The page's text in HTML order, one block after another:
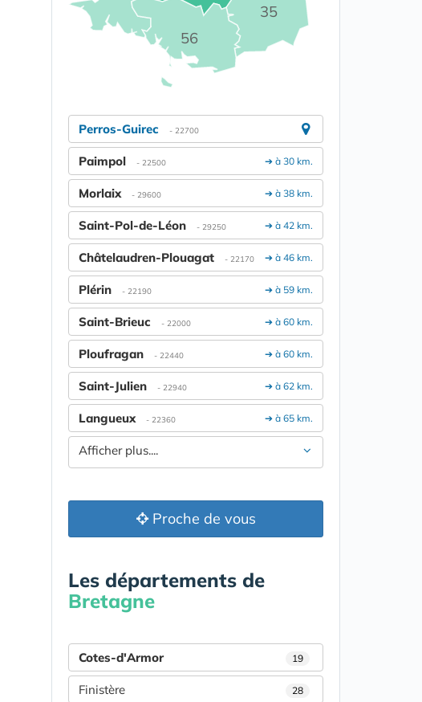
35
56
Perros-Guirec - 22700
➔ à 30 km.
Paimpol - 22500
➔ à 38 km.
Morlaix - 29600
➔ à 42 km.
Saint-Pol-de-Léon - 29250
➔ à 46 km.
Châtelaudren-Plouagat - 22170
➔ à 59 km.
Plérin - 22190
➔ à 60 km.
Saint-Brieuc - 22000
➔ à 60 km.
Ploufragan - 22440
➔ à 62 km.
Saint-Julien - 22940
➔ à 65 km.
Langueux - 22360
Afficher plus....
Proche de vous
Les départements de
Bretagne
Cotes-d'Armor 19
Finistère 28